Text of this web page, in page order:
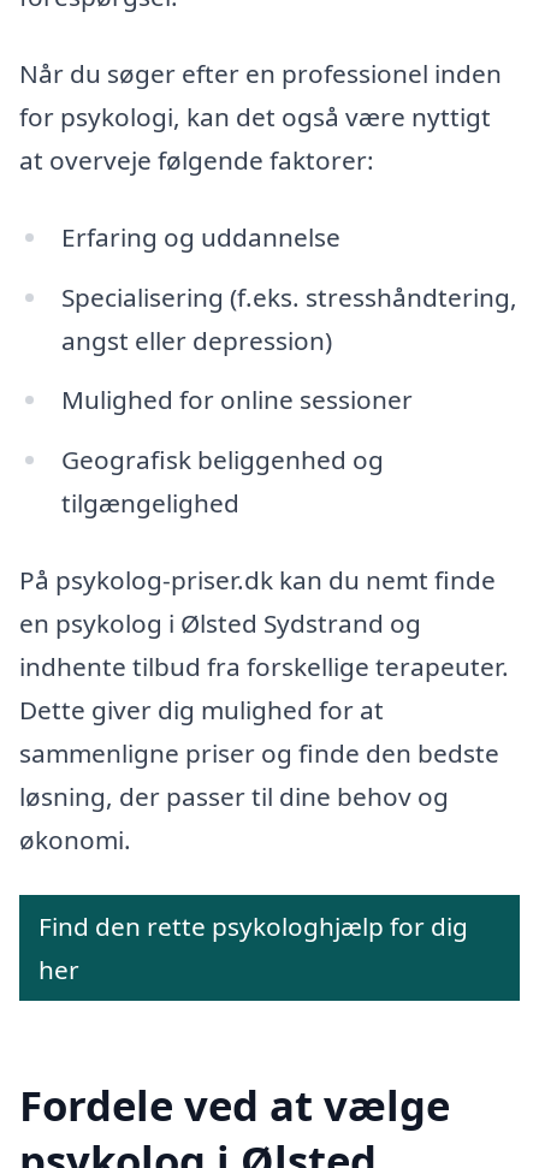
Når du søger efter en professionel inden
for psykologi, kan det også være nyttigt
at overveje følgende faktorer:
Erfaring og uddannelse
Specialisering (f.eks. stresshåndtering,
angst eller depression)
Mulighed for online sessioner
Geografisk beliggenhed og
tilgængelighed
På psykolog-priser.dk kan du nemt finde
en psykolog i Ølsted Sydstrand og
indhente tilbud fra forskellige terapeuter.
Dette giver dig mulighed for at
sammenligne priser og finde den bedste
løsning, der passer til dine behov og
økonomi.
Find den rette psykologhjælp for dig
her
Fordele ved at vælge